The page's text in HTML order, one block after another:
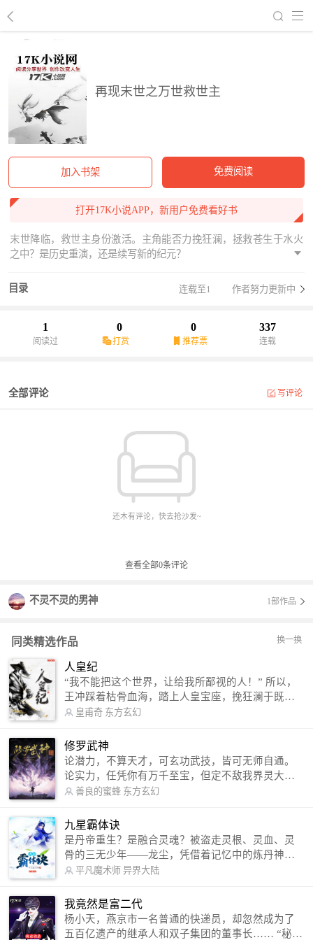
再现末世之万世救世主
加入书架 免费阅读
打开17K小说APP，新用户免费看好书
末世降临，救世主身份激活。主角能否力挽狂澜，拯救苍生于水火
之中？是历史重演，还是续写新的纪元？
目录 连载至1 作者努力更新中
1
阅读过
0
打赏
0
推荐票
337
连载
全部评论 写评论
还木有评论，快去抢沙发~
查看全部0条评论
不灵不灵的男神 1部作品
同类精选作品 换一换
人皇纪
“我不能把这个世界，让给我所鄙视的人！” 所以，
王冲踩着枯骨血海，踏上人皇宝座，挽狂澜于既
倒，扶大厦之将倾，成就了一段无上的传说！ 微信
微博：皇甫奇（地址：http://weibo.com/u/25284575
87） QQ交流群：320238210【普通群】 574501330
【VIP订阅群】 欢迎大家关注。
皇甫奇 东方玄幻
修罗武神
论潜力，不算天才，可玄功武技，皆可无师自通。
论实力，任凭你有万千至宝，但定不敌我界灵大
军。 我是谁？天下众生视我为修罗，却不知，我以
信公众号：善良的蜜蜂后援会）
善良的蜜蜂 东方玄幻
九星霸体诀
是丹帝重生？是融合灵魂？被盗走灵根、灵血、灵
骨的三无少年——龙尘，凭借着记忆中的炼丹神
术，修行神秘功法九星霸体诀，拨开重重迷雾，解
勾搭各色美女，镇压恶鬼邪神。 江湖传闻：龙
尘一到，地吼天啸。龙尘一出，鬼泣神哭。 本
故事纯属虚构，如有雷同，那就是真事儿，想要对
平凡魔术师 异界大陆
我竟然是富二代
杨小天，燕京市一名普通的快递员，却忽然成为了
五百亿遗产的继承人和双子集团的董事长…… “秘